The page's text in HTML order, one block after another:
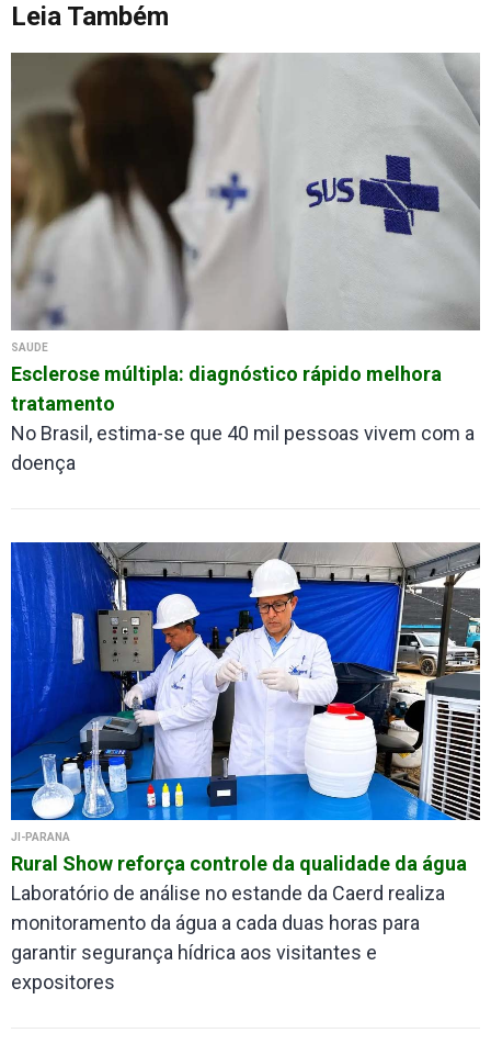
Leia Também
SAÚDE
Esclerose múltipla: diagnóstico rápido melhora
tratamento
No Brasil, estima-se que 40 mil pessoas vivem com a
doença
JI-PARANÁ
Rural Show reforça controle da qualidade da água
Laboratório de análise no estande da Caerd realiza
monitoramento da água a cada duas horas para
garantir segurança hídrica aos visitantes e
expositores